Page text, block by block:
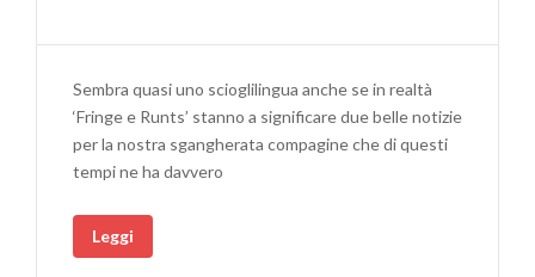
E
OVVERO
UN
FESTIVAL
E
ISCRIZIONE
AL
Sembra quasi uno scioglilingua anche se in realtà
‘Fringe e Runts’ stanno a significare due belle notizie
per la nostra sgangherata compagine che di questi
tempi ne ha davvero
Leggi